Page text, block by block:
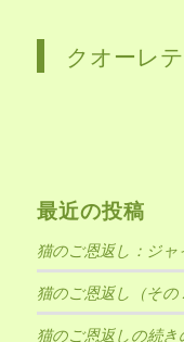
クオーレ
最近の投稿
猫のご恩返し：ジ
猫のご恩返し（その
猫のご恩返しの続